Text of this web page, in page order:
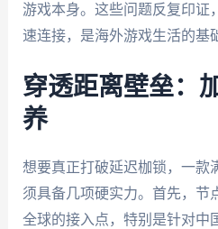
游戏本身。这些问题反复印证
速连接，是海外游戏生活的基
穿透距离壁垒：
养
想要真正打破延迟枷锁，一款
须具备几项硬实力。首先，节
全球的接入点，特别是针对中